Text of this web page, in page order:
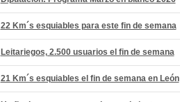
22 Km´s esquiables para este fin de semana
Leitariegos, 2.500 usuarios el fin de semana
21 Km´s esquiables el fin de semana en León